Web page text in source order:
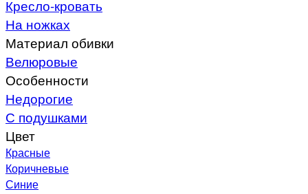
Кресло-кровать
На ножках
Материал обивки
Велюровые
Особенности
Недорогие
С подушками
Цвет
Красные
Коричневые
Синие